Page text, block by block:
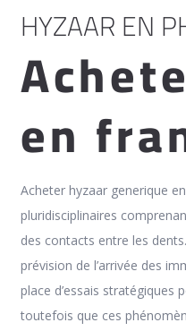
HYZAAR EN
en
Acheter hyzaar generique
pluridisciplinaires
des contacts entre les
prévision de l’arrivée des
place d’essais stratégiques
toutefois que ces
Pharmacie